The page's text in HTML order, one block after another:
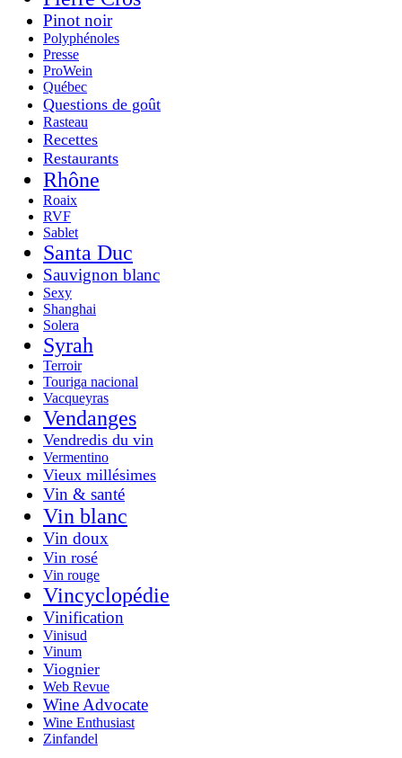
Pinot noir
Polyphénoles
Presse
ProWein
Québec
Questions de goût
Rasteau
Recettes
Restaurants
Rhône
Roaix
RVF
Sablet
Santa Duc
Sauvignon blanc
Sexy
Shanghai
Solera
Syrah
Terroir
Touriga nacional
Vacqueyras
Vendanges
Vendredis du vin
Vermentino
Vieux millésimes
Vin & santé
Vin blanc
Vin doux
Vin rosé
Vin rouge
Vincyclopédie
Vinification
Vinisud
Vinum
Viognier
Web Revue
Wine Advocate
Wine Enthusiast
Zinfandel